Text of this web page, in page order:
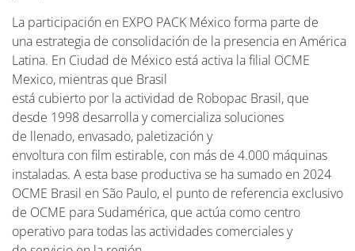
La participación en EXPO PACK México forma parte de
una estrategia de consolidación de la presencia en América
Latina. En Ciudad de México está activa la filial OCME
Mexico, mientras que Brasil
está cubierto por la actividad de Robopac Brasil, que
desde 1998 desarrolla y comercializa soluciones
de llenado, envasado, paletización y
envoltura con film estirable, con más de 4.000 máquinas
instaladas. A esta base productiva se ha sumado en 2024
OCME Brasil en São Paulo, el punto de referencia exclusivo
de OCME para Sudamérica, que actúa como centro
operativo para todas las actividades comerciales y